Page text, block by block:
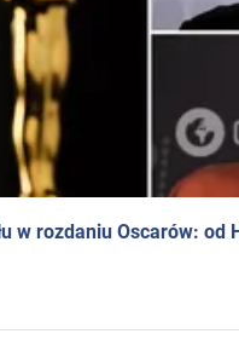
w rozdaniu Oscarów: od